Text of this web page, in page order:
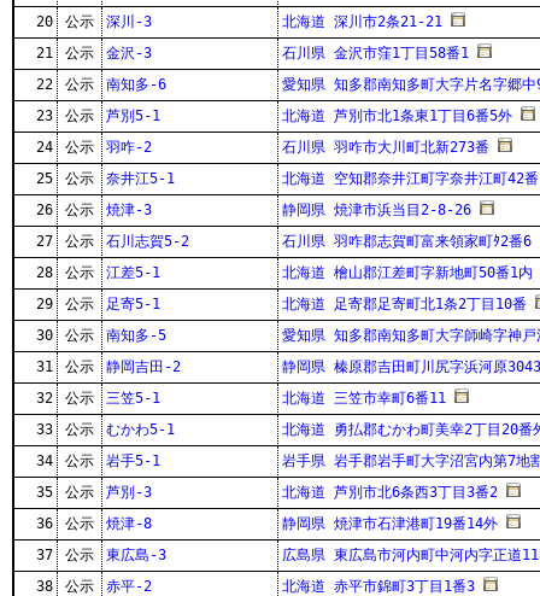
20
公示 深川-3
北海道 深川市2条21-21
21
公示 金沢-3
石川県 金沢市窪1丁目58番1
22
公示 南知多-6
愛知県 知多郡南知多町大字片名字郷中
23
公示 芦別5-1
北海道 芦別市北1条東1丁目6番5外
24
公示 羽咋-2
石川県 羽咋市大川町北新273番
25
公示 奈井江5-1
北海道 空知郡奈井江町字奈井江町42
26
公示 焼津-3
静岡県 焼津市浜当目2-8-26
27
公示 石川志賀5-2
石川県 羽咋郡志賀町富来領家町ﾀ2番6
28
公示 江差5-1
北海道 檜山郡江差町字新地町50番1内
29
公示 足寄5-1
北海道 足寄郡足寄町北1条2丁目10番
30
公示 南知多-5
愛知県 知多郡南知多町大字師崎字神
31
公示 静岡吉田-2
静岡県 榛原郡吉田町川尻字浜河原
32
公示 三笠5-1
北海道 三笠市幸町6番11
33
公示 むかわ5-1
北海道 勇払郡むかわ町美幸2丁目20番
34
公示 岩手5-1
岩手県 岩手郡岩手町大字沼宮内第7地
35
公示 芦別-3
北海道 芦別市北6条西3丁目3番2
36
公示 焼津-8
静岡県 焼津市石津港町19番14外
37
公示 東広島-3
広島県 東広島市河内町中河内字正道
38
公示 赤平-2
北海道 赤平市錦町3丁目1番3